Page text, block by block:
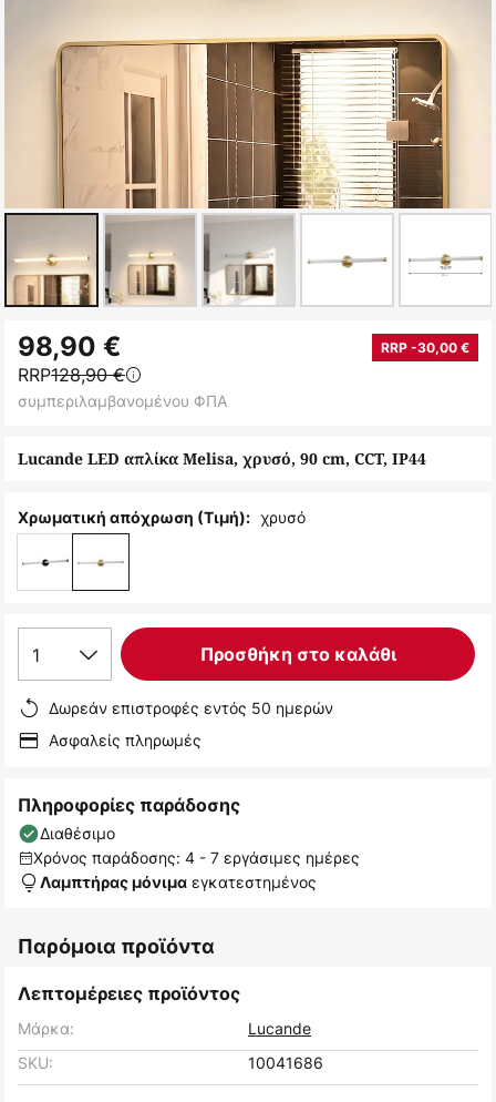
στην
αρχή
της
εικόνων
Lucande LED απλίκα Melisa, χρυσό, 90 cm, CCT, IP44
98,90 € RRP -30,00 €
RRP128,90 €
συμπεριλαμβανομένου ΦΠΑ
Χρωματική απόχρωση (Τιμή): χρυσό
1 Προσθήκη στο καλάθι
Δωρεάν επιστροφές εντός 50 ημερών
Ασφαλείς πληρωμές
Πληροφορίες παράδοσης
Διαθέσιμο
Χρόνος παράδοσης: 4 - 7 εργάσιμες ημέρες
Λαμπτήρας μόνιμα εγκατεστημένος
Παρόμοια προϊόντα
Λεπτομέρειες προϊόντος
Μάρκα:
Lucande
SKU:
10041686